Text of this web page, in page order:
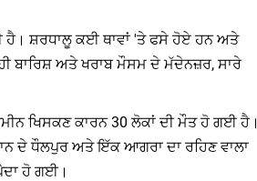
ਹੈ। ਸ਼ਰਧਾਲੂ ਕਈ ਥਾਵਾਂ 'ਤੇ ਫਸੇ ਹੋਏ ਹਨ ਅਤੇ
ਬਾਰਿਸ਼ ਅਤੇ ਖਰਾਬ ਮੌਸਮ ਦੇ ਮੱਦੇਨਜ਼ਰ, ਸਾਰੇ
ਖਿਸਕਣ ਕਾਰਨ 30 ਲੋਕਾਂ ਦੀ ਮੌਤ ਹੋ ਗਈ ਹੈ।
ਦੇ ਧੌਲਪੁਰ ਅਤੇ ਇੱਕ ਆਗਰਾ ਦਾ ਰਹਿਣ ਵਾਲਾ
ਹੋ ਗਈ।